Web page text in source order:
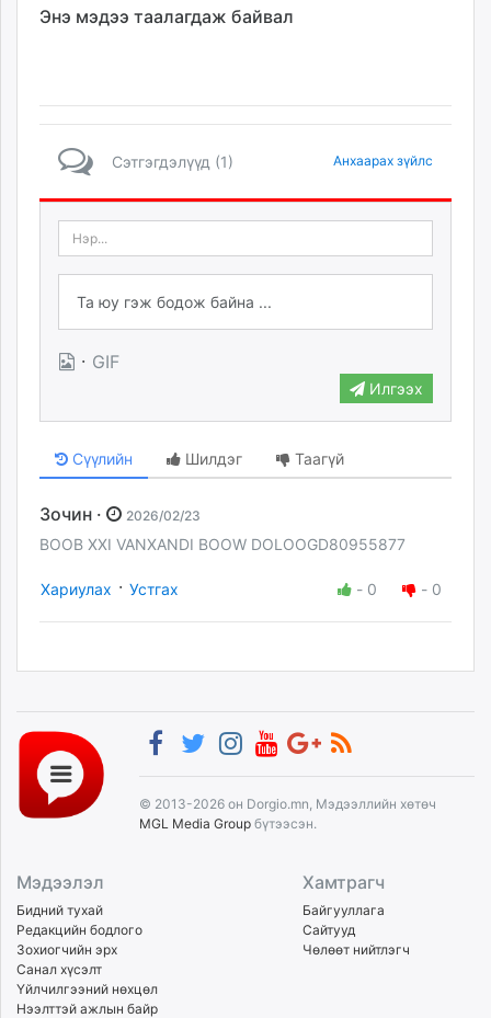
Энэ мэдээ таалагдаж байвал
Сэтгэгдэлүүд (1) Анхаарах зүйлс
· GIF
Илгээх
Сүүлийн Шилдэг Таагүй
Зочин · 2026/02/23
BOOB XXI VANXANDI BOOW DOLOOGD80955877
Хариулах · Устгах - 0 - 0
© 2013-2026 он Dorgio.mn, Мэдээллийн хөтөч
MGL Media Group бүтээсэн.
Мэдээлэл
Бидний тухай
Редакцийн бодлого
Зохиогчийн эрх
Санал хүсэлт
Үйлчилгээний нөхцөл
Нээлттэй ажлын байр
Хамтрагч
Байгууллага
Сайтууд
Чөлөөт нийтлэгч